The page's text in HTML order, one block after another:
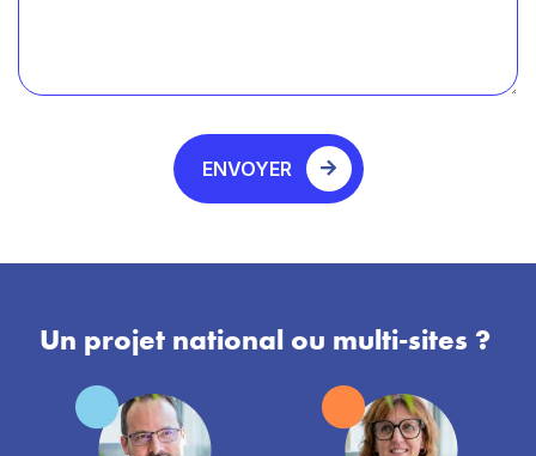
ENVOYER
Un projet national ou multi-sites ?